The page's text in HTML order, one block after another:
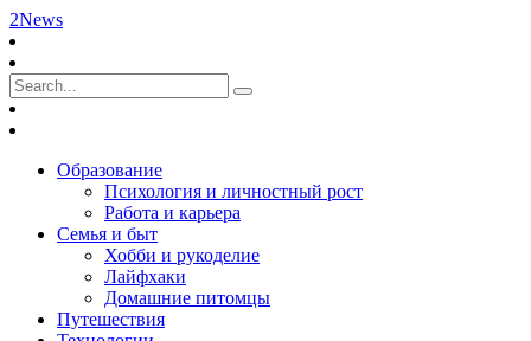
2News
Образование
Психология и личностный рост
Работа и карьера
Семья и быт
Хобби и рукоделие
Лайфхаки
Домашние питомцы
Путешествия